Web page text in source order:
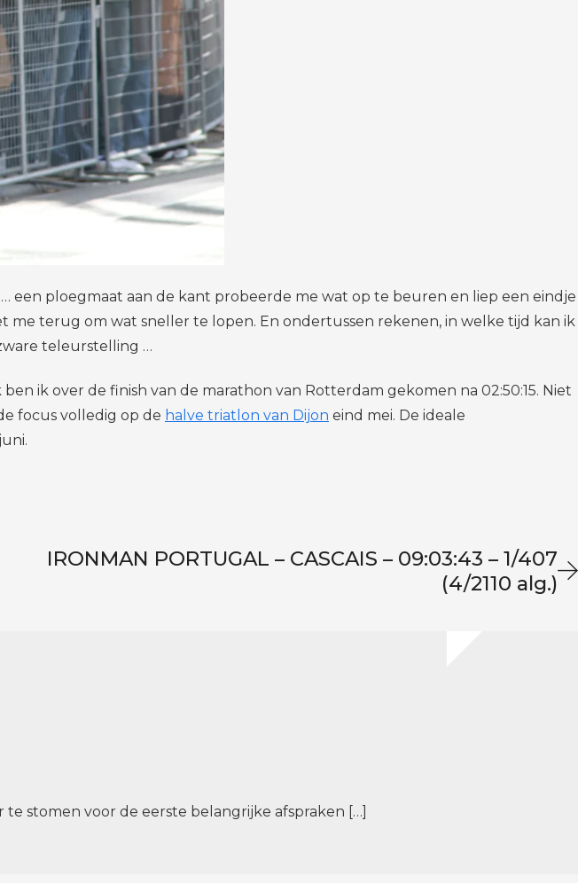
ploegmaat aan de kant probeerde me wat op te beuren en liep een eindje
terug om wat sneller te lopen. En ondertussen rekenen, in welke tijd kan ik
teleurstelling …
ik over de finish van de marathon van Rotterdam gekomen na 02:50:15. Niet
focus volledig op de halve triatlon van Dijon eind mei. De ideale
IRONMAN PORTUGAL – CASCAIS – 09:03:43 – 1/407
(4/2110 alg.)
stomen voor de eerste belangrijke afspraken […]